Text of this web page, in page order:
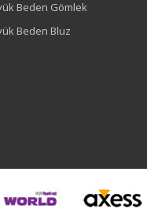
Beden Gömlek
Beden Bluz